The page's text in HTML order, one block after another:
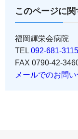
このページに
福岡輝栄会病院
TEL092-681-3115
FAX 0790-42-
メールでのお問